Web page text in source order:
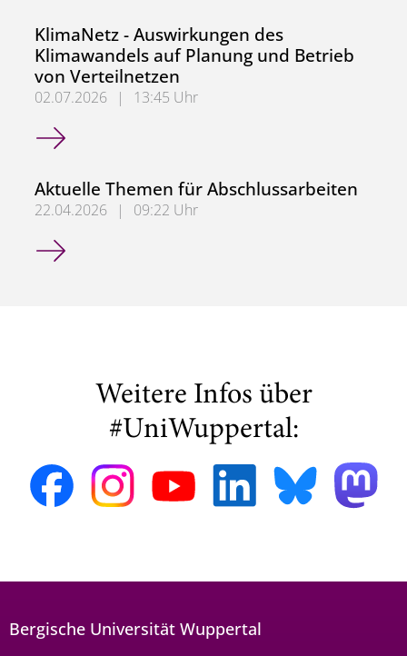
KlimaNetz - Auswirkungen des
Klimawandels auf Planung und Betrieb
von Verteilnetzen
02.07.2026 |
13:45 Uhr
KlimaNetz - Auswirkungen des Klimawandels auf
Aktuelle Themen für Abschlussarbeiten
22.04.2026 |
09:22 Uhr
Aktuelle Themen für Abschlussarbeiten
Weitere Infos über
#UniWuppertal:
Bergische Universität Wuppertal